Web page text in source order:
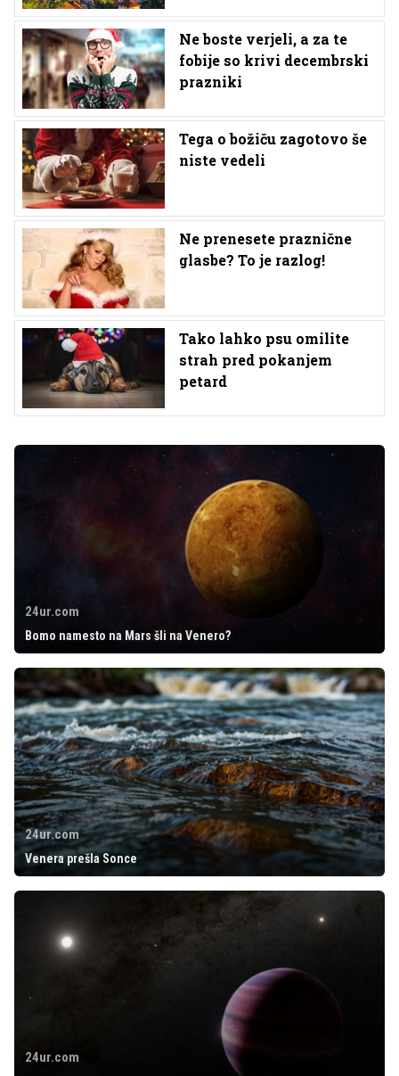
Ne boste verjeli, a za te
fobije so krivi decembrski
prazniki
Tega o božiču zagotovo še
niste vedeli
Ne prenesete praznične
glasbe? To je razlog!
Tako lahko psu omilite
strah pred pokanjem
petard
24ur.com
Bomo namesto na Mars šli na Venero?
24ur.com
Venera prešla Sonce
24ur.com